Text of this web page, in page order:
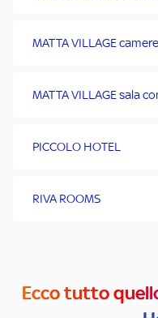
MATTA VILLAGE
MATTA VILLAGE sala
PICCOLO HOTEL
RIVA ROOMS
Ecco tutto